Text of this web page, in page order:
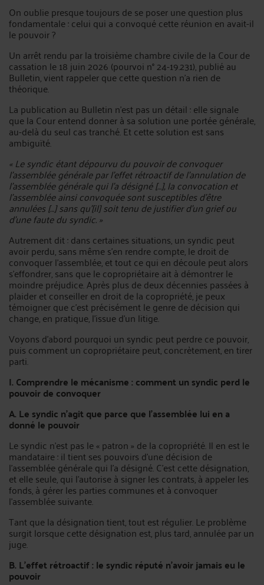
On oublie presque toujours de se poser une question plus
fondamentale : celui qui a convoqué cette réunion en avait-il
le pouvoir ?
Un arrêt rendu par la troisième chambre civile de la Cour de
cassation le 18 juin 2026 (pourvoi n° 24-19.231), publié au
Bulletin, vient rappeler que cette question n’a rien de
théorique.
La publication au Bulletin n’est pas un détail : elle signale
que la Cour entend donner à sa solution une portée générale,
au-delà du seul cas tranché. Et cette solution est sans
ambiguïté.
« Le syndic étant dépourvu du pouvoir de convoquer
l’assemblée générale par l’effet rétroactif de l’annulation de
l’assemblée générale qui l’a désigné […], la convocation et
l’assemblée ainsi convoquée sont susceptibles d’être
annulées […] sans qu’[il] soit tenu de justifier d’un grief ou
d’une faute du syndic. »
Autrement dit : dans certaines situations, un syndic peut
avoir perdu, sans même s’en rendre compte, le droit de
convoquer l’assemblée, et tout ce qui en découle peut alors
s’effondrer, sans que le copropriétaire ait à démontrer le
moindre préjudice. Après plus de deux décennies passées à
plaider et conseiller en droit de la copropriété, je peux
témoigner que c’est précisément le genre de décision qui
change, en pratique, l’issue d’un litige.
Voyons d’abord pourquoi un syndic peut perdre ce pouvoir,
puis comment un copropriétaire peut, concrètement, en tirer
parti.
I. Comprendre le mécanisme : comment un syndic perd le
pouvoir de convoquer
A. Le syndic n’agit que parce que l’assemblée lui en a
donné le pouvoir
Le syndic n’est pas le « patron » de la copropriété. Il en est le
mandataire : il tient ses pouvoirs d’une décision de
l’assemblée générale qui l’a désigné. C’est cette désignation,
et elle seule, qui l’autorise à signer les contrats, à appeler les
fonds, à gérer les parties communes et à convoquer
l’assemblée suivante.
Tant que la désignation tient, tout est régulier. Le problème
surgit lorsque cette désignation est, plus tard, annulée par un
juge.
B. L’effet rétroactif : le syndic réputé n’avoir jamais eu le
pouvoir